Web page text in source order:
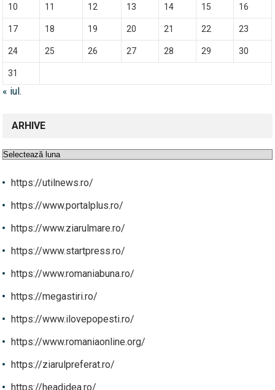
10 11 12 13 14 15 16
17 18 19 20 21 22 23
24 25 26 27 28 29 30
31
« iul.
ARHIVE
Arhive
https://utilnews.ro/
https://www.portalplus.ro/
https://www.ziarulmare.ro/
https://www.startpress.ro/
https://www.romaniabuna.ro/
https://megastiri.ro/
https://www.ilovepopesti.ro/
https://www.romaniaonline.org/
https://ziarulpreferat.ro/
https://headidea.ro/